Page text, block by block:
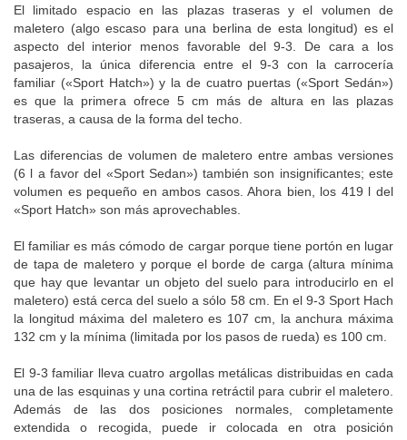
El limitado espacio en las plazas traseras y el volumen de
maletero (algo escaso para una berlina de esta longitud) es el
aspecto del interior menos favorable del 9-3. De cara a los
pasajeros, la única diferencia entre el 9-3 con la carrocería
familiar («Sport Hatch») y la de cuatro puertas («Sport Sedán»)
es que la primera ofrece 5 cm más de altura en las plazas
traseras, a causa de la forma del techo.
Las diferencias de volumen de maletero entre ambas versiones
(6 l a favor del «Sport Sedan») también son insignificantes; este
volumen es pequeño en ambos casos. Ahora bien, los 419 l del
«Sport Hatch» son más aprovechables.
El familiar es más cómodo de cargar porque tiene portón en lugar
de tapa de maletero y porque el borde de carga (altura mínima
que hay que levantar un objeto del suelo para introducirlo en el
maletero) está cerca del suelo a sólo 58 cm. En el 9-3 Sport Hach
la longitud máxima del maletero es 107 cm, la anchura máxima
132 cm y la mínima (limitada por los pasos de rueda) es 100 cm.
El 9-3 familiar lleva cuatro argollas metálicas distribuidas en cada
una de las esquinas y una cortina retráctil para cubrir el maletero.
Además de las dos posiciones normales, completamente
extendida o recogida, puede ir colocada en otra posición